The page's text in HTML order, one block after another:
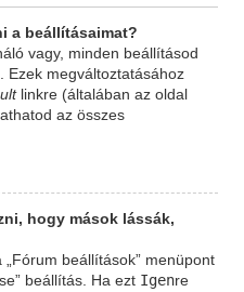
a beállításaimat?
vagy, minden beállításod
Ezek megváltoztatásához
linkre (általában az oldal
az összes
hogy mások lássák,
beállítások” menüpont
beállítás. Ha ezt Igenre